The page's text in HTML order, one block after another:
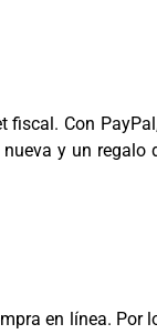
Con
y un regalo
en línea. Por